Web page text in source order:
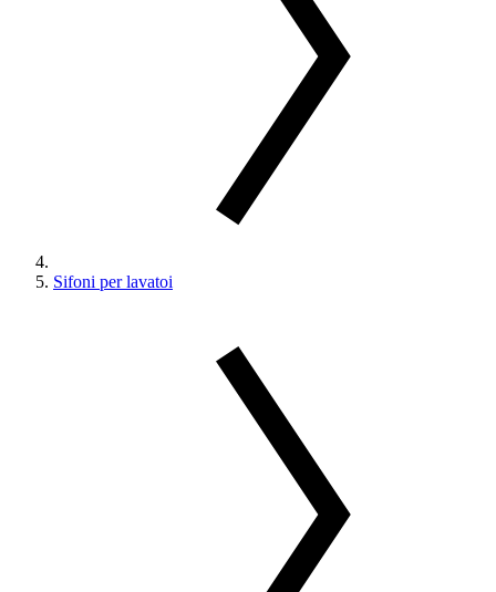
Sifoni per lavatoi